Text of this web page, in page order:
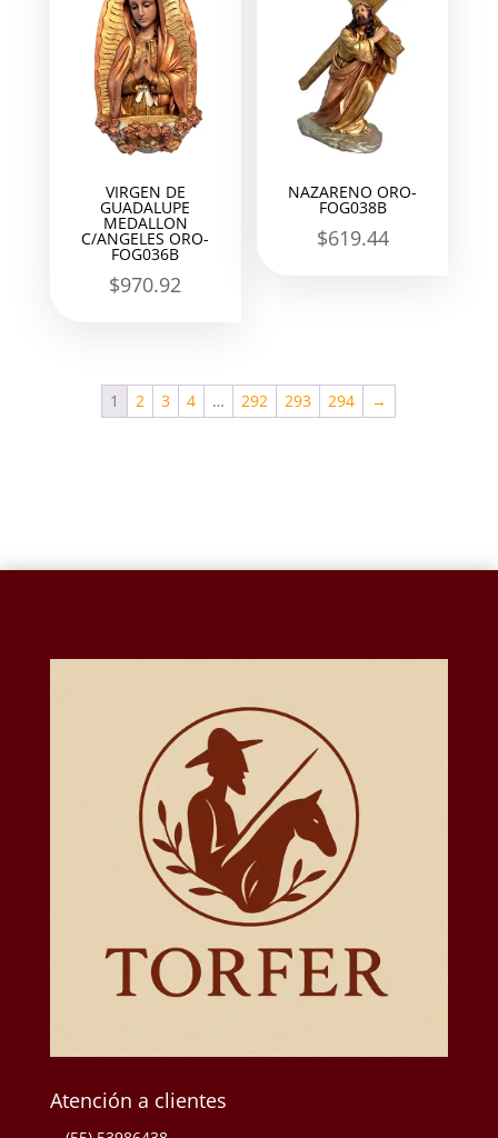
VIRGEN DE
GUADALUPE
MEDALLON
C/ANGELES ORO-
FOG036B
$970.92
NAZARENO ORO-
FOG038B
$619.44
1 2 3 4 … 292 293 294 →
Atención a clientes